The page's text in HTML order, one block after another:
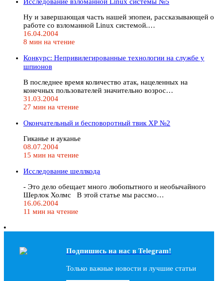
Ну и завершающая часть нашей эпопеи, рассказывающей о
работе со взломанной Linux системой.…
16.04.2004
8 мин на чтение
Конкурс: Непривилегированные технологии на службе у
шпионов
В последнее время количество атак, нацеленных на
конечных пользователей значительно возрос…
31.03.2004
27 мин на чтение
Окончательный и бесповоротный твик ХР №2
Гиканье и ауканье
08.07.2004
15 мин на чтение
Исследование шеллкода
- Это дело обещает много любопытного и необычайного
Шерлок Холмс В этой статье мы рассмо…
16.06.2004
11 мин на чтение
Подпишись на наc в Telegram!
Только важные новости и лучшие статьи